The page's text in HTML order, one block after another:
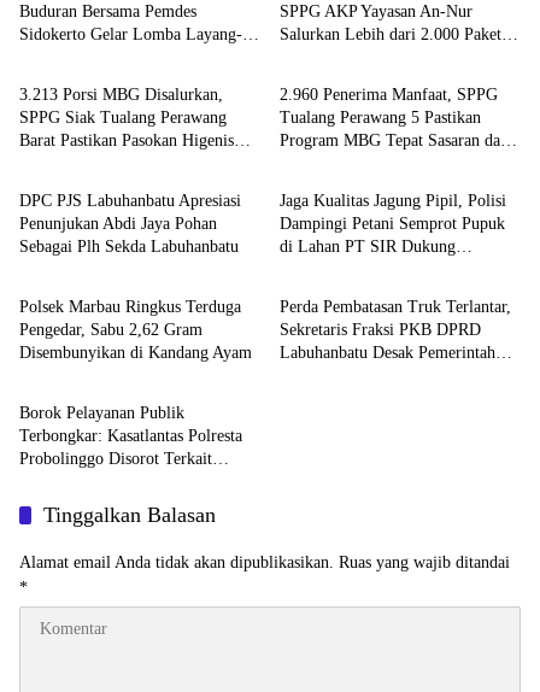
Buduran Bersama Pemdes
Sidokerto Gelar Lomba Layang-
SPPG AKP Yayasan An-Nur
Salurkan Lebih dari 2.000 Paket
Berita
3.213 Porsi MBG Disalurkan,
SPPG Siak Tualang Perawang
Barat Pastikan Pasokan Higenis
Berita
2.960 Penerima Manfaat, SPPG
Tualang Perawang 5 Pastikan
Program MBG Tepat Sasaran dan
Berita
DPC PJS Labuhanbatu Apresiasi
Penunjukan Abdi Jaya Pohan
Sebagai Plh Sekda Labuhanbatu
Berita
Jaga Kualitas Jagung Pipil, Polisi
Dampingi Petani Semprot Pupuk
di Lahan PT SIR Dukung
Berita
Polsek Marbau Ringkus Terduga
Pengedar, Sabu 2,62 Gram
Disembunyikan di Kandang Ayam
Berita
Perda Pembatasan Truk Terlantar,
Sekretaris Fraksi PKB DPRD
Labuhanbatu Desak Pemerintah
Berita
Borok Pelayanan Publik
Terbongkar: Kasatlantas Polresta
Probolinggo Disorot Terkait
Tinggalkan Balasan
Alamat email Anda tidak akan dipublikasikan. Ruas yang wajib ditandai
*